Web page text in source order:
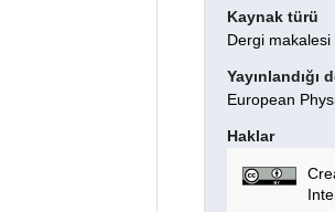
Kaynak türü
Dergi makalesi
Yayınlandığı
European
Haklar